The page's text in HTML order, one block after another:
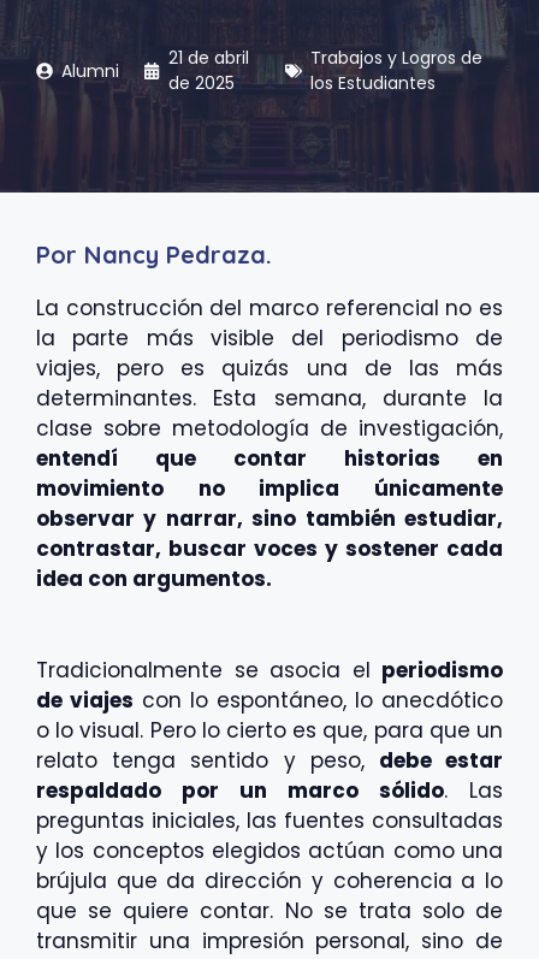
Alumni
21 de abril
de 2025
Trabajos y Logros de
los Estudiantes
Por Nancy Pedraza.
La construcción del marco referencial no es
la parte más visible del periodismo de
viajes, pero es quizás una de las más
determinantes. Esta semana, durante la
clase sobre metodología de investigación,
entendí que contar historias en
movimiento no implica únicamente
observar y narrar, sino también estudiar,
contrastar, buscar voces y sostener cada
idea con argumentos.
Tradicionalmente se asocia el periodismo
de viajes con lo espontáneo, lo anecdótico
o lo visual. Pero lo cierto es que, para que un
relato tenga sentido y peso, debe estar
respaldado por un marco sólido. Las
preguntas iniciales, las fuentes consultadas
y los conceptos elegidos actúan como una
brújula que da dirección y coherencia a lo
que se quiere contar. No se trata solo de
transmitir una impresión personal, sino de